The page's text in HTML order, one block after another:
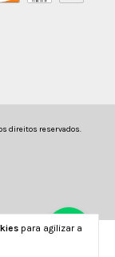
para agilizar a
os direitos reservados.